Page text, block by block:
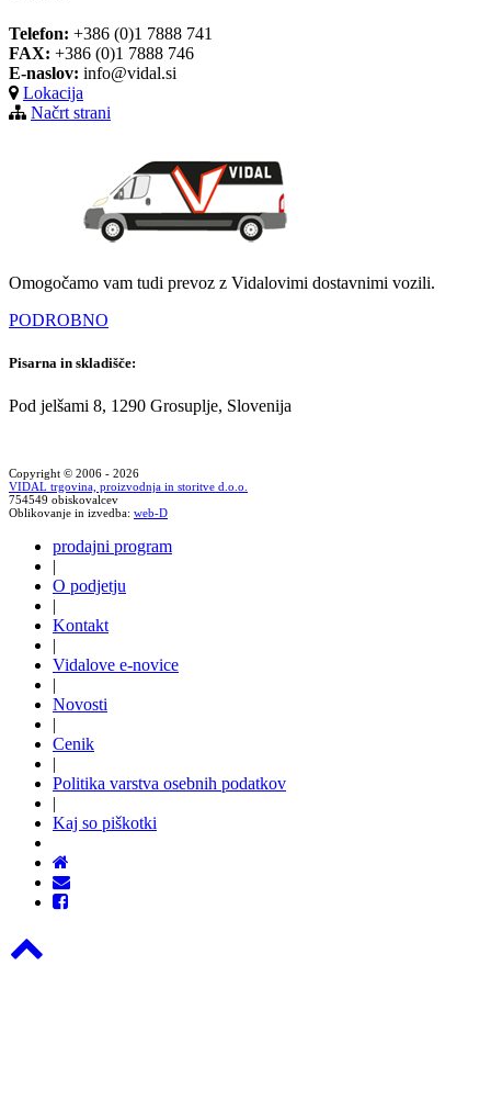
Telefon: +386 (0)1 7888 741
FAX: +386 (0)1 7888 746
E-naslov: info@vidal.si
Lokacija
Načrt strani
Omogočamo vam tudi prevoz z Vidalovimi dostavnimi vozili.
PODROBNO
Pisarna in skladišče:
Pod jelšami 8, 1290 Grosuplje, Slovenija
Copyright © 2006 - 2026
VIDAL trgovina, proizvodnja in storitve d.o.o.
754549 obiskovalcev
Oblikovanje in izvedba: web-D
prodajni program
|
O podjetju
|
Kontakt
|
Vidalove e-novice
|
Novosti
|
Cenik
|
Politika varstva osebnih podatkov
|
Kaj so piškotki